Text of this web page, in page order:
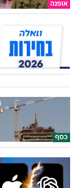
אופנה
כסף